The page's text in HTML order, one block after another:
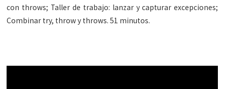
con throws; Taller de trabajo: lanzar y capturar excepciones;
Combinar try, throw y throws. 51 minutos.